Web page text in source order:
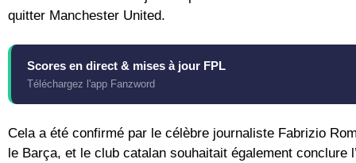
quitter Manchester United.
Scores en direct & mises à jour FPL
Téléchargez l'app Fanzword
Cela a été confirmé par le célèbre journaliste Fabrizio
le Barça, et le club catalan souhaitait également conclure